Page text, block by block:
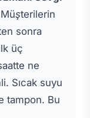
Müşterilerin
sonra
üç
ne
Sıcak suyu
tampon. Bu